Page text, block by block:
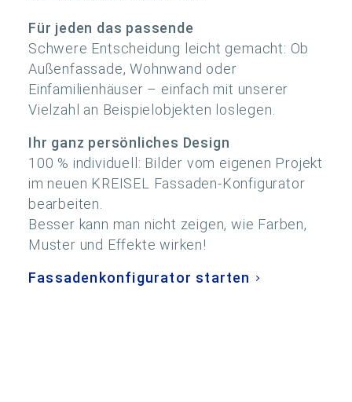
Für jeden das passende
Schwere Entscheidung leicht gemacht: Ob
Außenfassade, Wohnwand oder
Einfamilienhäuser – einfach mit unserer
Vielzahl an Beispielobjekten loslegen.
Ihr ganz persönliches Design
100 % individuell: Bilder vom eigenen Projekt
im neuen KREISEL Fassaden-Konfigurator
bearbeiten.
Besser kann man nicht zeigen, wie Farben,
Muster und Effekte wirken!
Fassadenkonfigurator starten